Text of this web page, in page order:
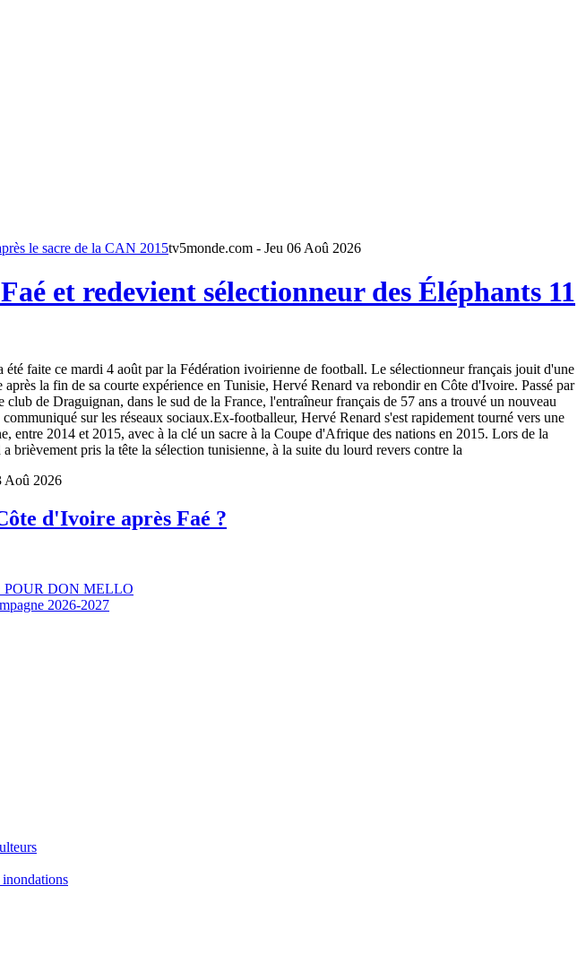
tv5monde.com - Jeu 06 Aoû 2026
et redevient sélectionneur des Éléphants 11
faite ce mardi 4 août par la Fédération ivoirienne de football. Le sélectionneur français jouit d'une
la fin de sa courte expérience en Tunisie, Hervé Renard va rebondir en Côte d'Ivoire. Passé par
de Draguignan, dans le sud de la France, l'entraîneur français de 57 ans a trouvé un nouveau
sur les réseaux sociaux.Ex-footballeur, Hervé Renard s'est rapidement tourné vers une
2014 et 2015, avec à la clé un sacre à la Coupe d'Afrique des nations en 2015. Lors de la
pris la tête la sélection tunisienne, à la suite du lourd revers contre la
Aoû 2026
d'Ivoire après Faé ?
POUR DON MELLO
2026-2027